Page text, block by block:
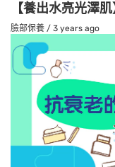
【養出水亮光澤
臉部保養 / 3 years ago